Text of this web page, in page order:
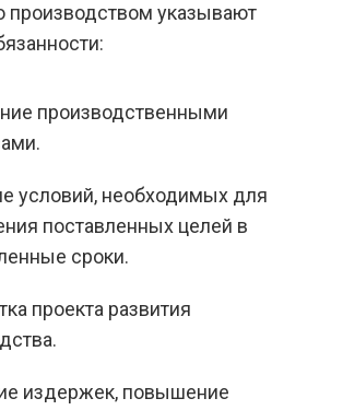
производством указывают
производственными
условий, необходимых для
поставленных целей в
сроки.
проекта развития
издержек, повышение